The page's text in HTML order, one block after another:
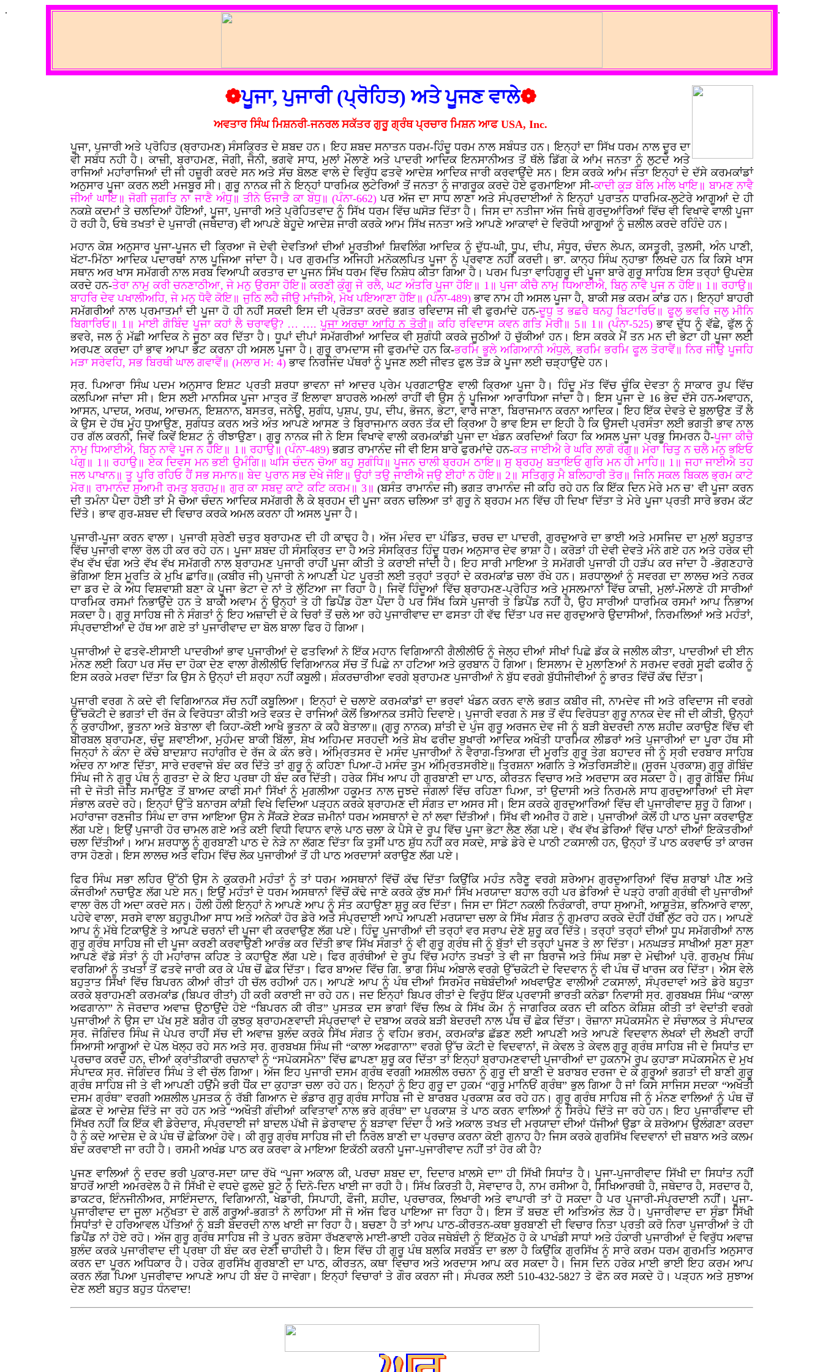
.
❁ਪੂਜਾ, ਪੁਜਾਰੀ (ਪ੍ਰੋਹਿਤ) ਅਤੇ ਪੂਜਣ ਵਾਲੇ❁
ਅਵਤਾਰ ਸਿੰਘ ਮਿਸ਼ਨਰੀ-ਜਨਰਲ ਸਕੱਤਰ ਗੁਰੂ ਗ੍ਰੰਥ ਪ੍ਰਚਾਰ ਮਿਸ਼ਨ ਆਫ USA, Inc.
ਪੂਜਾ, ਪੁਜਾਰੀ ਅਤੇ ਪ੍ਰੋਹਿਤ (ਬ੍ਰਾਹਮਣ) ਸੰਸਕ੍ਰਿਤ ਦੇ ਸ਼ਬਦ ਹਨ। ਇਹ ਸ਼ਬਦ ਸਨਾਤਨ ਧਰਮ-ਹਿੰਦੂ ਧਰਮ ਨਾਲ ਸਬੰਧਤ ਹਨ। ਇਨ੍ਹਾਂ ਦਾ ਸਿੱਖ ਧਰਮ ਨਾਲ ਦੂਰ ਦਾ
ਵੀ ਸਬੰਧ ਨਹੀ ਹੈ। ਕਾਜ਼ੀ, ਬ੍ਰਾਹਮਣ, ਜੋਗੀ, ਜੈਨੀ, ਭਗਵੇ ਸਾਧ, ਮੁਲਾਂ ਮੌਲਾਣੇ ਅਤੇ ਪਾਦਰੀ ਆਦਿਕ ਇਨਸਾਨੀਅਤ ਤੋਂ ਥੱਲੇ ਡਿੱਗ ਕੇ ਆਂਮ ਜਨਤਾ ਨੂੰ ਲੁਟਦੇ ਅਤੇ
ਰਾਜਿਆਂ ਮਹਾਂਰਾਜਿਆਂ ਦੀ ਜੀ ਹਜ਼ੂਰੀ ਕਰਦੇ ਸਨ ਅਤੇ ਸੱਚ ਬੋਲਣ ਵਾਲੇ ਦੇ ਵਿਰੁੱਧ ਫਤਵੇ ਆਦੇਸ਼ ਆਦਿਕ ਜਾਰੀ ਕਰਵਾਉਂਦੇ ਸਨ। ਇਸ ਕਰਕੇ ਆਂਮ ਜੰਤਾ ਇਨ੍ਹਾਂ ਦੇ ਦੱਸੇ ਕਰਮਕਾਂਡਾਂ
ਅਨੁਸਾਰ ਪੂਜਾ ਕਰਨ ਲਈ ਮਜਬੂਰ ਸੀ। ਗੁਰੂ ਨਾਨਕ ਜੀ ਨੇ ਇਨ੍ਹਾਂ ਧਾਰਮਿਕ ਲੁਟੇਰਿਆਂ ਤੋਂ ਜਨਤਾ ਨੂੰ ਜਾਗਰੂਕ ਕਰਦੇ ਹੋਏ ਫੁਰਮਾਇਆ ਸੀ-ਕਾਦੀ ਕੂੜ ਬੋਲਿ ਮਲਿ ਖਾਇ॥ ਬਾਮਣ ਨਾਵੈ
ਜੀਆਂ ਘਾਇ॥ ਜੋਗੀ ਜੁਗਤਿ ਨਾ ਜਾਣੈ ਅੰਧੁ॥ ਤੀਨੇ ਓਜਾੜੈ ਕਾ ਬੰਧੁ॥ (ਪੰਨਾ-662) ਪਰ ਅੱਜ ਦਾ ਸਾਧ ਲਾਣਾ ਅਤੇ ਸੰਪ੍ਰਦਾਈਆਂ ਨੇ ਇਨ੍ਹਾਂ ਪੁਰਾਤਨ ਧਾਰਮਿਕ-ਲੁਟੇਰੇ ਆਗੂਆਂ ਦੇ ਹੀ
ਨਕਸ਼ੇ ਕਦਮਾਂ ਤੇ ਚਲਦਿਆਂ ਹੋਇਆਂ, ਪੂਜਾ, ਪੁਜਾਰੀ ਅਤੇ ਪ੍ਰੋਹਿਤਵਾਦ ਨੂੰ ਸਿੱਖ ਧਰਮ ਵਿੱਚ ਘਸੋੜ ਦਿੱਤਾ ਹੈ। ਜਿਸ ਦਾ ਨਤੀਜਾ ਅੱਜ ਜਿਥੇ ਗੁਰਦੁਆਂਰਿਆਂ ਵਿੱਚ ਵੀ ਵਿਖਾਵੇ ਵਾਲੀ ਪੂਜਾ
ਹੋ ਰਹੀ ਹੈ, ਓਥੇ ਤਖਤਾਂ ਦੇ ਪੁਜਾਰੀ (ਜਥੇਦਾਰ) ਵੀ ਆਪਣੇ ਬੇਹੂਦੇ ਆਦੇਸ਼ ਜਾਰੀ ਕਰਕੇ ਆਮ ਸਿੱਖ ਜਨਤਾ ਅਤੇ ਆਪਣੇ ਆਕਾਵਾਂ ਦੇ ਵਿਰੋਧੀ ਆਗੂਆਂ ਨੂੰ ਜ਼ਲੀਲ ਕਰਦੇ ਰਹਿੰਦੇ ਹਨ।
ਮਹਾਨ ਕੋਸ਼ ਅਨੁਸਾਰ ਪੂਜਾ-ਪੂਜਨ ਦੀ ਕ੍ਰਿਆ ਜੋ ਦੇਵੀ ਦੇਵਤਿਆਂ ਦੀਆਂ ਮੂਰਤੀਆਂ ਸ਼ਿਵਲਿੰਗ ਆਦਿਕ ਨੂੰ ਦੁੱਧ-ਘੀ, ਧੂਪ, ਦੀਪ, ਸੰਧੂਰ, ਚੰਦਨ ਲੇਪਨ, ਕਸਤੂਰੀ, ਤੁਲਸੀ, ਅੰਨ ਪਾਣੀ,
ਖੱਟਾ-ਮਿੱਠਾ ਆਦਿਕ ਪਦਾਰਥਾਂ ਨਾਲ ਪੂਜਿਆ ਜਾਂਦਾ ਹੈ। ਪਰ ਗੁਰਮਤਿ ਅਜਿਹੀ ਮਨੋਕਲਪਿਤ ਪੂਜਾ ਨੂੰ ਪ੍ਰਵਾਣ ਨਹੀਂ ਕਰਦੀ। ਭਾ. ਕਾਨ੍ਹ ਸਿੰਘ ਨ੍ਹਾਭਾ ਲਿਖਦੇ ਹਨ ਕਿ ਕਿਸੇ ਖਾਸ
ਸਥਾਨ ਅਰ ਖਾਸ ਸਮੱਗਰੀ ਨਾਲ ਸਰਬ ਵਿਆਪੀ ਕਰਤਾਰ ਦਾ ਪੂਜਨ ਸਿੱਖ ਧਰਮ ਵਿੱਚ ਨਿਸ਼ੇਧ ਕੀਤਾ ਗਿਆ ਹੈ। ਪਰਮ ਪਿਤਾ ਵਾਹਿਗੁਰੂ ਦੀ ਪੂਜਾ ਬਾਰੇ ਗੁਰੂ ਸਾਹਿਬ ਇਸ ਤਰ੍ਹਾਂ ਉਪਦੇਸ਼
ਕਰਦੇ ਹਨ-ਤੇਰਾ ਨਾਮੁ ਕਰੀ ਚਨਣਾਠੀਆ, ਜੇ ਮਨੁ ਉਰਸਾ ਹੋਇ॥ ਕਰਣੀ ਕੁੰਗੂ ਜੇ ਰਲੈ, ਘਟ ਅੰਤਰਿ ਪੂਜਾ ਹੋਇ॥ 1॥ ਪੁਜਾ ਕੀਚੈ ਨਾਮੁ ਧਿਆਈਐ, ਬਿਨੁ ਨਾਵੈ ਪੂਜ ਨ ਹੋਇ॥ 1॥ ਰਹਾਉ॥
ਬਾਹਰਿ ਦੇਵ ਪਖਾਲੀਅਹਿ, ਜੇ ਮਨੁ ਧੋਵੈ ਕੋਇ॥ ਜੁਠਿ ਲਹੈ ਜੀਉ ਮਾਂਜੀਐ, ਮੋਖ ਪਇਆਣਾ ਹੋਇ॥ (ਪੰਨਾ-489) ਭਾਵ ਨਾਮ ਹੀ ਅਸਲ ਪੂਜਾ ਹੈ, ਬਾਕੀ ਸਭ ਕਰਮ ਕਾਂਡ ਹਨ। ਇਨ੍ਹਾਂ ਬਾਹਰੀ
ਸਮੱਗਰੀਆਂ ਨਾਲ ਪ੍ਰਮਾਤਮਾਂ ਦੀ ਪੂਜਾ ਹੋ ਹੀ ਨਹੀਂ ਸਕਦੀ ਇਸ ਦੀ ਪ੍ਰੋੜਤਾ ਕਰਦੇ ਭਗਤ ਰਵਿਦਾਸ ਜੀ ਵੀ ਫੁਰਮਾਂਦੇ ਹਨ-ਦੂਧੁ ਤ ਭਛਰੈ ਥਨਹੁ ਬਿਟਾਰਿਓ॥ ਫੂਲੁ ਭਵਰਿ ਜਲੁ ਮੀਨਿ
ਬਿਗਾਰਿਓ॥ 1॥ ਮਾਈ ਗੋਬਿੰਦ ਪੂਜਾ ਕਹਾਂ ਲੈ ਚਰਾਵਉ? … ….ਪੂਜਾ ਅਰਚਾ ਆਹਿ ਨ ਤੋਰੀ॥ ਕਹਿ ਰਵਿਦਾਸ ਕਵਨ ਗਤਿ ਮੋਰੀ॥ 5॥ 1॥ (ਪੰਨਾ-525)ਭਾਵ ਦੁੱਧ ਨੂੰ ਵੱਛੇ, ਫੁੱਲ ਨੂੰ
ਭਵਰੇ, ਜਲ ਨੂੰ ਮੱਛੀ ਆਦਿਕ ਨੇ ਜੂਠਾ ਕਰ ਦਿੱਤਾ ਹੈ। ਧੂਪਾਂ ਦੀਪਾਂ ਸਮੱਗਰੀਆਂ ਆਦਿਕ ਵੀ ਸੁਗੰਧੀ ਕਰਕੇ ਜੂਠੀਆਂ ਹੋ ਚੁੱਕੀਆਂ ਹਨ। ਇਸ ਕਰਕੇ ਮੈਂ ਤਨ ਮਨ ਦੀ ਭੇਟਾ ਹੀ ਪੂਜਾ ਲਈ
ਅਰਪਣ ਕਰਦਾ ਹਾਂ ਭਾਵ ਆਪਾ ਭੇਟ ਕਰਨਾ ਹੀ ਅਸਲ ਪੂਜਾ ਹੈ। ਗੁਰੂ ਰਾਮਦਾਸ ਜੀ ਫੁਰਮਾਂਦੇ ਹਨ ਕਿ-ਭਰਮਿ ਭੂਲੇ ਅਗਿਆਨੀ ਅੰਧੁਲੇ, ਭਰਮਿ ਭਰਮਿ ਫੂਲ ਤੋਰਾਵੈਂ॥ ਨਿਰ ਜੀਉ ਪੂਜਹਿ
ਮੜਾ ਸਰੇਵਹਿ, ਸਭ ਬਿਰਥੀ ਘਾਲ ਗਵਾਵੈਂ॥ (ਮਲਾਰ ਮ: 4) ਭਾਵ ਨਿਰਜਿੰਦ ਪੱਥਰਾਂ ਨੂੰ ਪੂਜਣ ਲਈ ਜੀਵਤ ਫੁਲ ਤੋੜ ਕੇ ਪੂਜਾ ਲਈ ਚੜ੍ਹਾਉਂਦੇ ਹਨ।
ਸ੍ਰ. ਪਿਆਰਾ ਸਿੰਘ ਪਦਮ ਅਨੁਸਾਰ ਇਸ਼ਟ ਪ੍ਰਤੀ ਸ਼ਰਧਾ ਭਾਵਨਾ ਜਾਂ ਆਦਰ ਪ੍ਰੇਮ ਪ੍ਰਗਟਾਉਣ ਵਾਲੀ ਕ੍ਰਿਆ ਪੂਜਾ ਹੈ। ਹਿੰਦੂ ਮੱਤ ਵਿੱਚ ਚੂੰਕਿ ਦੇਵਤਾ ਨੂੰ ਸਾਕਾਰ ਰੂਪ ਵਿੱਚ
ਕਲਪਿਆ ਜਾਂਦਾ ਸੀ। ਇਸ ਲਈ ਮਾਨਸਿਕ ਪੂਜਾ ਮਾਤ੍ਰ ਤੋਂ ਇਲਾਵਾ ਬਾਹਰਲੇ ਅਮਲਾਂ ਰਾਹੀਂ ਵੀ ਉਸ ਨੂੰ ਪੂਜਿਆ ਆਰਾਧਿਆ ਜਾਂਦਾ ਹੈ। ਇਸ ਪੂਜਾ ਦੇ 16 ਭੇਦ ਦੱਸੇ ਹਨ-ਅਵਾਹਨ,
ਆਸਨ, ਪਾਦਯ, ਅਰਘ, ਆਚਮਨ, ਇਸ਼ਨਾਨ, ਬਸਤਰ, ਜਨੇਊ, ਸੁਗੰਧ, ਪੁਸ਼ਪ, ਧੁਪ, ਦੀਪ, ਭੋਜਨ, ਭੇਟਾ, ਵਾਰੇ ਜਾਣਾ, ਬਿਰਾਜਮਾਨ ਕਰਨਾ ਆਦਿਕ। ਇਹ ਇੱਕ ਦੇਵਤੇ ਦੇ ਬੁਲਾਉਣ ਤੋਂ ਲੈ
ਕੇ ਉਸ ਦੇ ਹੱਥ ਮੂੰਹ ਧੁਆਉਣ, ਸੁਗੰਧਤ ਕਰਨ ਅਤੇ ਅੰਤ ਆਪਣੇ ਆਸਣ ਤੇ ਬ੍ਰਿਾਜਮਾਨ ਕਰਨ ਤੱਕ ਦੀ ਕ੍ਰਿਆ ਹੈ ਭਾਵ ਇਸ ਦਾ ਇਹੀ ਹੈ ਕਿ ਉਸਦੀ ਪ੍ਰਸੰਤਾ ਲਈ ਭਗਤੀ ਭਾਵ ਨਾਲ
ਹਰ ਗੱਲ ਕਰਨੀ, ਜਿਵੇਂ ਕਿਵੇਂ ਇਸ਼ਟ ਨੂੰ ਰੀਝਾਉਣਾ। ਗੁਰੂ ਨਾਨਕ ਜੀ ਨੇ ਇਸ ਵਿਖਾਵੇ ਵਾਲੀ ਕਰਮਕਾਂਡੀ ਪੂਜਾ ਦਾ ਖੰਡਨ ਕਰਦਿਆਂ ਕਿਹਾ ਕਿ ਅਸਲ ਪੂਜਾ ਪ੍ਰਭੂ ਸਿਮਰਨ ਹੈ-ਪੂਜਾ ਕੀਚੈ
ਨਾਮੁ ਧਿਆਈਐ, ਬਿਨੁ ਨਾਵੈ ਪੂਜ ਨ ਹੋਇ॥ 1॥ ਰਹਾਉ॥ (ਪੰਨਾ-489)ਭਗਤ ਰਾਮਾਨੰਦ ਜੀ ਵੀ ਇਸ ਬਾਰੇ ਫੁਰਮਾਂਦੇ ਹਨ-ਕਤ ਜਾਈਐ ਰੇ ਘਰਿ ਲਾਗੋ ਰੰਗੁ॥ ਮੇਰਾ ਚਿਤੁ ਨ ਚਲੈ ਮਨੁ ਭਇਓ
ਪੰਗੁ॥ 1॥ ਰਹਾਉ॥ ਏਕ ਦਿਵਸ ਮਨ ਭਈ ਉਮੰਗਿ॥ ਘਸਿ ਚੰਦਨ ਚੋਆ ਬਹੁ ਸੁਗੰਧਿ॥ ਪੂਜਨ ਚਾਲੀ ਬ੍ਰਹਮ ਠਾਇ॥ ਸੁ ਬ੍ਰਹਮੁ ਬਤਾਇਓ ਗੁਰਿ ਮਨ ਹੀ ਮਾਹਿ॥ 1॥ ਜਹਾ ਜਾਈਐ ਤਹ
ਜਲ ਪਾਖਾਨ॥ ਤੂ ਪੂਰਿ ਰਹਿਓ ਹੈਂ ਸਭ ਸਮਾਨ॥ ਬੇਦ ਪੁਰਾਨ ਸਭ ਦੇਖੇ ਜੋਇ॥ ਊਹਾਂ ਤਉ ਜਾਈਐ ਜਉ ਈਹਾਂ ਨ ਹੋਇ॥ 2॥ ਸਤਿਗੁਰੁ ਮੈ ਬਲਿਹਾਰੀ ਤੋਰ॥ ਜਿਨਿ ਸਕਲ ਬਿਕਲ ਭ੍ਰਮ ਕਾਟੇ
ਮੋਰ॥ ਰਾਮਾਨੰਦ ਸੁਆਮੀ ਰਮਤੁ ਬ੍ਰਹਮੁ॥ ਗੁਰ ਕਾ ਸਬਦੁ ਕਾਟੇ ਕਟਿ ਕਰਮ॥ 3॥ (ਬਸੰਤ ਰਾਮਾਨੰਦ ਜੀ) ਭਗਤ ਰਾਮਾਨੰਦ ਜੀ ਕਹਿ ਰਹੇ ਹਨ ਕਿ ਇੱਕ ਦਿਨ ਮੇਰੇ ਮਨ ਚ’ ਵੀ ਪੂਜਾ ਕਰਨ
ਦੀ ਤਮੰਨਾ ਪੈਦਾ ਹੋਈ ਤਾਂ ਮੈ ਚੋਆ ਚੰਦਨ ਆਦਿਕ ਸਮੱਗਰੀ ਲੈ ਕੇ ਬ੍ਰਹਮ ਦੀ ਪੂਜਾ ਕਰਨ ਚਲਿਆ ਤਾਂ ਗੁਰੂ ਨੇ ਬ੍ਰਹਮ ਮਨ ਵਿੱਚ ਹੀ ਦਿਖਾ ਦਿੱਤਾ ਤੇ ਮੇਰੇ ਪੂਜਾ ਪ੍ਰਤੀ ਸਾਰੇ ਭਰਮ ਕੱਟ
ਦਿੱਤੇ। ਭਾਵ ਗੁਰ-ਸ਼ਬਦ ਦੀ ਵਿਚਾਰ ਕਰਕੇ ਅਮਲ ਕਰਨਾ ਹੀ ਅਸਲ ਪੂਜਾ ਹੈ।
ਪੁਜਾਰੀ-ਪੂਜਾ ਕਰਨ ਵਾਲਾ। ਪੁਜਾਰੀ ਸ਼੍ਰੇਣੀ ਚਤੁਰ ਬ੍ਰਾਹਮਣ ਦੀ ਹੀ ਕਾਢ੍ਹ ਹੈ। ਅੱਜ ਮੰਦਰ ਦਾ ਪੰਡਿਤ, ਚਰਚ ਦਾ ਪਾਦਰੀ, ਗੁਰਦੁਆਰੇ ਦਾ ਭਾਈ ਅਤੇ ਮਸਜਿਦ ਦਾ ਮੁਲਾਂ ਬਹੁਤਾਤ
ਵਿੱਚ ਪੁਜਾਰੀ ਵਾਲਾ ਰੋਲ ਹੀ ਕਰ ਰਹੇ ਹਨ। ਪੂਜਾ ਸ਼ਬਦ ਹੀ ਸੰਸਕ੍ਰਿਤ ਦਾ ਹੈ ਅਤੇ ਸੰਸਕ੍ਰਿਤ ਹਿੰਦੂ ਧਰਮ ਅਨੁਸਾਰ ਦੇਵ ਭਾਸ਼ਾ ਹੈ। ਕਰੋੜਾਂ ਹੀ ਦੇਵੀ ਦੇਵਤੇ ਮੰਨੇ ਗਏ ਹਨ ਅਤੇ ਹਰੇਕ ਦੀ
ਵੱਖ ਵੱਖ ਢੰਗ ਅਤੇ ਵੱਖ ਵੱਖ ਸਮੱਗਰੀ ਨਾਲ ਬ੍ਰਾਹਮਣ ਪੁਜਾਰੀ ਰਾਹੀਂ ਪੂਜਾ ਕੀਤੀ ਤੇ ਕਰਾਈ ਜਾਂਦੀ ਹੈ। ਇਹ ਸਾਰੀ ਮਾਇਆ ਤੇ ਸਮੱਗਰੀ ਪੁਜਾਰੀ ਹੀ ਹੜੱਪ ਕਰ ਜਾਂਦਾ ਹੈ -ਭੋਗਣਹਾਰੇ
ਭੋਗਿਆ ਇਸ ਮੂਰਤਿ ਕੇ ਮੁਖਿ ਛਾਰਿ॥ (ਕਬੀਰ ਜੀ) ਪੁਜਾਰੀ ਨੇ ਆਪਣੀ ਪੇਟ ਪੂਰਤੀ ਲਈ ਤਰ੍ਹਾਂ ਤਰ੍ਹਾਂ ਦੇ ਕਰਮਕਾਂਡ ਚਲਾ ਰੱਖੇ ਹਨ। ਸ਼ਰਧਾਲੂਆਂ ਨੂੰ ਸਵਰਗ ਦਾ ਲਾਲਚ ਅਤੇ ਨਰਕ
ਦਾ ਡਰ ਦੇ ਕੇ ਅੰਧ ਵਿਸ਼ਵਾਸ਼ੀ ਬਣਾ ਕੇ ਪੂਜਾ ਭੇਟਾ ਦੇ ਨਾਂ ਤੇ ਲੁੱਟਿਆ ਜਾ ਰਿਹਾ ਹੈ। ਜਿਵੇਂ ਹਿੰਦੂਆਂ ਵਿੱਚ ਬ੍ਰਾਹਮਣ-ਪ੍ਰੋਹਿਤ ਅਤੇ ਮੁਸਲਮਾਨਾਂ ਵਿੱਚ ਕਾਜ਼ੀ, ਮੁਲਾਂ-ਮੌਲਾਣੇ ਹੀ ਸਾਰੀਆਂ
ਧਾਰਮਿਕ ਰਸਮਾਂ ਨਿਭਾਉਂਦੇ ਹਨ ਤੇ ਬਾਕੀ ਅਵਾਮ ਨੂੰ ਉਨ੍ਹਾਂ ਤੇ ਹੀ ਡਿਪੈਂਡ ਹੋਣਾ ਪੈਂਦਾ ਹੈ ਪਰ ਸਿੱਖ ਕਿਸੇ ਪੁਜਾਰੀ ਤੇ ਡਿਪੈਂਡ ਨਹੀਂ ਹੈ, ਉਹ ਸਾਰੀਆਂ ਧਾਰਮਿਕ ਰਸਮਾਂ ਆਪ ਨਿਭਾਅ
ਸਕਦਾ ਹੈ। ਗੁਰੂ ਸਾਹਿਬ ਜੀ ਨੇ ਸੰਗਤਾਂ ਨੂੰ ਇਹ ਅਜ਼ਾਦੀ ਦੇ ਕੇ ਚਿਰਾਂ ਤੋਂ ਚਲੇ ਆ ਰਹੇ ਪੁਜਾਰੀਵਾਦ ਦਾ ਫਸਤਾ ਹੀ ਵੱਢ ਦਿੱਤਾ ਪਰ ਜਦ ਗੁਰਦੁਆਰੇ ਉਦਾਸੀਆਂ, ਨਿਰਮਲਿਆਂ ਅਤੇ ਮਹੰਤਾਂ,
ਸੰਪ੍ਰਦਾਈਆਂ ਦੇ ਹੱਥ ਆ ਗਏ ਤਾਂ ਪੁਜਾਰੀਵਾਦ ਦਾ ਬੋਲ ਬਾਲਾ ਫਿਰ ਹੋ ਗਿਆ।
ਪੁਜਾਰੀਆਂ ਦੇ ਫਤਵੇ-ਈਸਾਈ ਪਾਦਰੀਆਂ ਭਾਵ ਪੁਜਾਰੀਆਂ ਦੇ ਫਤਵਿਆਂ ਨੇ ਇੱਕ ਮਹਾਨ ਵਿਗਿਆਨੀ ਗੈਲੀਲੀਓ ਨੂੰ ਜੇਲ੍ਹ ਦੀਆਂ ਸੀਖਾਂ ਪਿਛੇ ਡੱਕ ਕੇ ਜਲੀਲ ਕੀਤਾ, ਪਾਦਰੀਆਂ ਦੀ ਈਨ
ਮੰਨਣ ਲਈ ਕਿਹਾ ਪਰ ਸੱਚ ਦਾ ਹੋਕਾ ਦੇਣ ਵਾਲਾ ਗੈਲੀਲੀਓ ਵਿਗਿਆਨਕ ਸੱਚ ਤੋਂ ਪਿਛੇ ਨਾ ਹਟਿਆ ਅਤੇ ਕੁਰਬਾਨ ਹੋ ਗਿਆ। ਇਸਲਾਮ ਦੇ ਮੁਲਾਣਿਆਂ ਨੇ ਸਰਮਦ ਵਰਗੇ ਸੂਫੀ ਫਕੀਰ ਨੂੰ
ਇਸ ਕਰਕੇ ਮਰਵਾ ਦਿੱਤਾ ਕਿ ਉਸ ਨੇ ਉਨ੍ਹਾਂ ਦੀ ਸ਼ਰ੍ਹਾ ਨਹੀਂ ਕਬੂਲੀ। ਸ਼ੰਕਰਚਾਰੀਆ ਵਰਗੇ ਬ੍ਰਾਹਮਣ ਪੁਜਾਰੀਆਂ ਨੇ ਬੁੱਧ ਵਰਗੇ ਬੁੱਧੀਜੀਵੀਆਂ ਨੂੰ ਭਾਰਤ ਵਿੱਚੋਂ ਕੱਢ ਦਿੱਤਾ।
ਪੁਜਾਰੀ ਵਰਗ ਨੇ ਕਦੇ ਵੀ ਵਿਗਿਆਨਕ ਸੱਚ ਨਹੀਂ ਕਬੂਲਿਆ। ਇਨ੍ਹਾਂ ਦੇ ਚਲਾਏ ਕਰਮਕਾਂਡਾਂ ਦਾ ਭਰਵਾਂ ਖੰਡਨ ਕਰਨ ਵਾਲੇ ਭਗਤ ਕਬੀਰ ਜੀ, ਨਾਮਦੇਵ ਜੀ ਅਤੇ ਰਵਿਦਾਸ ਜੀ ਵਰਗੇ
ਉੱਚਕੋਟੀ ਦੇ ਭਗਤਾਂ ਦੀ ਰੱਜ ਕੇ ਵਿਰੋਧਤਾ ਕੀਤੀ ਅਤੇ ਵਕਤ ਦੇ ਰਾਜਿਆਂ ਕੋਲੋਂ ਭਿਆਨਕ ਤਸੀਹੇ ਦਿਵਾਏ। ਪੁਜਾਰੀ ਵਰਗ ਨੇ ਸਭ ਤੋਂ ਵੱਧ ਵਿਰੋਧਤਾ ਗੁਰੂ ਨਾਨਕ ਦੇਵ ਜੀ ਦੀ ਕੀਤੀ, ਉਨ੍ਹਾਂ
ਨੂੰ ਕੁਰਾਹੀਆ, ਭੂਤਨਾ ਅਤੇ ਬੇਤਾਲਾ ਵੀ ਕਿਹਾ-ਕੋਈ ਆਖੈ ਭੂਤਨਾ ਕੋ ਕਹੈ ਬੇਤਾਲਾ॥ (ਗੁਰੂ ਨਾਨਕ) ਸ਼ਾਂਤੀ ਦੇ ਪੁੰਜ ਗੁਰੂ ਅਰਜਨ ਦੇਵ ਜੀ ਨੂੰ ਬੜੀ ਬੇਦਰਦੀ ਨਾਲ ਸ਼ਹੀਦ ਕਰਾਉਣ ਵਿੱਚ ਵੀ
ਬੀਰਬਲ ਬ੍ਰਾਹਮਣ, ਚੰਦੂ ਸ਼ਵਾਈਆ, ਮੁਹੰਮਦ ਬਾਕੀ ਬਿੱਲਾ, ਸ਼ੇਖ ਅਹਿਮਦ ਸਰਹਦੀ ਅਤੇ ਸ਼ੇਖ ਫਰੀਦ ਬੁਖਾਰੀ ਆਦਿਕ ਅਖੌਤੀ ਧਾਰਮਿਕ ਲੀਡਰਾਂ ਅਤੇ ਪੁਜਾਰੀਆਂ ਦਾ ਪੂਰਾ ਹੱਥ ਸੀ
ਜਿਨ੍ਹਾਂ ਨੇ ਕੰਨਾ ਦੇ ਕੱਚੇ ਬਾਦਸ਼ਾਹ ਜਹਾਂਗੀਰ ਦੇ ਰੱਜ ਕੇ ਕੰਨ ਭਰੇ। ਅੰਮ੍ਰਿਤਸਰ ਦੇ ਮਸੰਦ ਪੁਜਾਰੀਆਂ ਨੇ ਵੈਰਾਗ-ਤਿਆਗ ਦੀ ਮੂਰਤਿ ਗੁਰੂ ਤੇਗ ਬਹਾਦਰ ਜੀ ਨੂੰ ਸ੍ਰੀ ਦਰਬਾਰ ਸਾਹਿਬ
ਅੰਦਰ ਨਾ ਆਣ ਦਿੱਤਾ, ਸਾਰੇ ਦਰਵਾਜੇ ਬੰਦ ਕਰ ਦਿੱਤੇ ਤਾਂ ਗੁਰੂ ਨੂੰ ਕਹਿਣਾ ਪਿਆ-ਹੋ ਮਸੰਦ ਤੁਮ ਅੰਮ੍ਰਿਤਸਰੀਏ॥ ਤ੍ਰਿਸ਼ਨਾ ਅਗਨਿ ਤੇ ਅੰਤਰਿਸੜੀਏ॥ (ਸੂਰਜ ਪ੍ਰਕਾਸ਼) ਗੁਰੂ ਗੋਬਿੰਦ
ਸਿੰਘ ਜੀ ਨੇ ਗੁਰੂ ਪੰਥ ਨੂੰ ਗੁਰਤਾ ਦੇ ਕੇ ਇਹ ਪ੍ਰਥਾ ਹੀ ਬੰਦ ਕਰ ਦਿੱਤੀ। ਹਰੇਕ ਸਿੱਖ ਆਪ ਹੀ ਗੁਰਬਾਣੀ ਦਾ ਪਾਠ, ਕੀਰਤਨ ਵਿਚਾਰ ਅਤੇ ਅਰਦਾਸ ਕਰ ਸਕਦਾ ਹੈ। ਗੁਰੂ ਗੋਬਿੰਦ ਸਿੰਘ
ਜੀ ਦੇ ਜੋਤੀ ਜੋਤਿ ਸਮਾਉਣ ਤੋਂ ਬਾਅਦ ਕਾਫੀ ਸਮਾਂ ਸਿੱਖਾਂ ਨੂੰ ਮੁਗਲੀਆ ਹਕੂਮਤ ਨਾਲ ਜੂਝਦੇ ਜੰਗਲਾਂ ਵਿੱਚ ਰਹਿਣਾ ਪਿਆ, ਤਾਂ ਉਦਾਸੀ ਅਤੇ ਨਿਰਮਲੇ ਸਾਧ ਗੁਰਦੁਆਰਿਆਂ ਦੀ ਸੇਵਾ
ਸੰਭਾਲ ਕਰਦੇ ਰਹੇ। ਇਨ੍ਹਾਂ ਉੱਤੇ ਬਨਾਰਸ ਕਾਂਸ਼ੀ ਵਿਖੇ ਵਿਦਿਆ ਪੜ੍ਹਨ ਕਰਕੇ ਬ੍ਰਾਹਮਣ ਦੀ ਸੰਗਤ ਦਾ ਅਸਰ ਸੀ। ਇਸ ਕਰਕੇ ਗੁਰਦੁਆਰਿਆਂ ਵਿੱਚ ਵੀ ਪੁਜਾਰੀਵਾਦ ਸ਼ੁਰੂ ਹੋ ਗਿਆ।
ਮਹਾਂਰਾਜਾ ਰਣਜੀਤ ਸਿੰਘ ਦਾ ਰਾਜ ਆਇਆ ਉਸ ਨੇ ਸੈਂਕੜੇ ਏਕੜ ਜ਼ਮੀਨਾਂ ਧਰਮ ਅਸਥਾਨਾਂ ਦੇ ਨਾਂ ਲਵਾ ਦਿੱਤੀਆਂ। ਸਿੱਖ ਵੀ ਅਮੀਰ ਹੋ ਗਏ। ਪੁਜਾਰੀਆਂ ਕੋਲੋਂ ਹੀ ਪਾਠ ਪੂਜਾ ਕਰਵਾਉਣ
ਲੱਗ ਪਏ। ਇਉਂ ਪੁਜਾਰੀ ਹੋਰ ਚਾਮਲ ਗਏ ਅਤੇ ਕਈ ਵਿਧੀ ਵਿਧਾਨ ਵਾਲੇ ਪਾਠ ਚਲਾ ਕੇ ਪੈਸੇ ਦੇ ਰੂਪ ਵਿੱਚ ਪੂਜਾ ਭੇਟਾ ਲੈਣ ਲੱਗ ਪਏ। ਵੱਖ ਵੱਖ ਡੇਰਿਆਂ ਵਿੱਚ ਪਾਠਾਂ ਦੀਆਂ ਇਕੋਤਰੀਆਂ
ਚਲਾ ਦਿੱਤੀਆਂ। ਆਮ ਸ਼ਰਧਾਲੂ ਨੂੰ ਗੁਰਬਾਣੀ ਪਾਠ ਦੇ ਨੇੜੇ ਨਾ ਲੱਗਣ ਦਿੱਤਾ ਕਿ ਤੁਸੀਂ ਪਾਠ ਸ਼ੁੱਧ ਨਹੀਂ ਕਰ ਸਕਦੇ, ਸਾਡੇ ਡੇਰੇ ਦੇ ਪਾਠੀ ਟਕਸਾਲੀ ਹਨ, ਉਨ੍ਹਾਂ ਤੋਂ ਪਾਠ ਕਰਵਾਓ ਤਾਂ ਕਾਰਜ
ਰਾਸ ਹੋਣਗੇ। ਇਸ ਲਾਲਚ ਅਤੇ ਵਹਿਮ ਵਿੱਚ ਲੋਕ ਪੁਜਾਰੀਆਂ ਤੋਂ ਹੀ ਪਾਠ ਅਰਦਾਸਾਂ ਕਰਾਉਣ ਲੱਗ ਪਏ।
ਫਿਰ ਸਿੰਘ ਸਭਾ ਲਹਿਰ ਉੱਠੀ ਉਸ ਨੇ ਕੁਕਰਮੀ ਮਹੰਤਾਂ ਨੂੰ ਤਾਂ ਧਰਮ ਅਸਥਾਨਾਂ ਵਿੱਚੋਂ ਕੱਢ ਦਿੱਤਾ ਕਿਉਂਕਿ ਮਹੰਤ ਨਰੈਣੂ ਵਰਗੇ ਸ਼ਰੇਆਮ ਗੁਰਦੁਆਰਿਆਂ ਵਿੱਚ ਸ਼ਰਾਬਾਂ ਪੀਣ ਅਤੇ
ਕੰਜਰੀਆਂ ਨਚਾਉਣ ਲੱਗ ਪਏ ਸਨ। ਇਉਂ ਮਹੰਤਾਂ ਦੇ ਧਰਮ ਅਸਥਾਨਾਂ ਵਿੱਚੋਂ ਕੱਢੇ ਜਾਣੇ ਕਰਕੇ ਕੁੱਝ ਸਮਾਂ ਸਿੱਖ ਮਰਯਾਦਾ ਬਹਾਲ ਰਹੀ ਪਰ ਡੇਰਿਆਂ ਦੇ ਪੜ੍ਹੇ ਰਾਗੀ ਗ੍ਰੰਥੀ ਵੀ ਪੁਜਾਰੀਆਂ
ਵਾਲਾ ਰੋਲ ਹੀ ਅਦਾ ਕਰਦੇ ਸਨ। ਹੌਲੀ ਹੌਲੀ ਇਨ੍ਹਾਂ ਨੇ ਆਪਣੇ ਆਪ ਨੂੰ ਸੰਤ ਕਹਾਉਣਾ ਸ਼ੁਰੂ ਕਰ ਦਿੱਤਾ। ਜਿਸ ਦਾ ਸਿੱਟਾ ਨਕਲੀ ਨਿਰੰਕਾਰੀ, ਰਾਧਾ ਸੁਆਮੀ, ਆਸ਼ੂਤੋਸ਼, ਭਨਿਆਰੇ ਵਾਲਾ,
ਪਹੇਵੇ ਵਾਲਾ, ਸਰਸੇ ਵਾਲਾ ਬਹੁਰੂਪੀਆ ਸਾਧ ਅਤੇ ਅਨੇਕਾਂ ਹੋਰ ਡੇਰੇ ਅਤੇ ਸੰਪ੍ਰਦਾਈ ਆਪੋ ਆਪਣੀ ਮਰਯਾਦਾ ਚਲਾ ਕੇ ਸਿੱਖ ਸੰਗਤ ਨੂੰ ਗੁਮਰਾਹ ਕਰਕੇ ਦੋਹੀਂ ਹੱਥੀਂ ਲੁੱਟ ਰਹੇ ਹਨ। ਆਪਣੇ
ਆਪ ਨੂੰ ਮੱਥੇ ਟਿਕਾਉਣੇ ਤੇ ਆਪਣੇ ਚਰਨਾਂ ਦੀ ਪੂਜਾ ਵੀ ਕਰਵਾਉਣ ਲੱਗ ਪਏ। ਹਿੰਦੂ ਪੁਜਾਰੀਆਂ ਦੀ ਤਰ੍ਹਾਂ ਵਰ ਸਰਾਪ ਦੇਣੇ ਸ਼ੁਰੂ ਕਰ ਦਿੱਤੇ। ਤਰ੍ਹਾਂ ਤਰ੍ਹਾਂ ਦੀਆਂ ਧੂਪ ਸਮੱਗਰੀਆਂ ਨਾਲ
ਗੁਰੂ ਗ੍ਰੰਥ ਸਾਹਿਬ ਜੀ ਦੀ ਪੂਜਾ ਕਰਣੀ ਕਰਵਾਉਣੀ ਆਰੰਭ ਕਰ ਦਿੱਤੀ ਭਾਵ ਸਿੱਖ ਸੰਗਤਾਂ ਨੂੰ ਵੀ ਗੁਰੂ ਗ੍ਰੰਥ ਜੀ ਨੂੰ ਬੁੱਤਾਂ ਦੀ ਤਰ੍ਹਾਂ ਪੂਜਣ ਤੇ ਲਾ ਦਿੱਤਾ। ਮਨਘੜਤ ਸਾਖੀਆਂ ਸੁਣਾ ਸੁਣਾ
ਆਪਣੇ ਵੱਡੇ ਸੰਤਾਂ ਨੂੰ ਹੀ ਮਹਾਂਰਾਜ ਕਹਿਣ ਤੇ ਕਹਾਉਣ ਲੱਗ ਪਏ। ਫਿਰ ਗ੍ਰੰਥੀਆਂ ਦੇ ਰੂਪ ਵਿੱਚ ਮਹਾਂਨ ਤਖਤਾਂ ਤੇ ਵੀ ਜਾ ਬਿਰਾਜੇ ਅਤੇ ਸਿੰਘ ਸਭਾ ਦੇ ਮੋਢੀਆਂ ਪ੍ਰੋ. ਗੁਰਮੁਖ ਸਿੰਘ
ਵਰਗਿਆਂ ਨੂੰ ਤਖਤਾਂ ਤੋਂ ਫਤਵੇ ਜਾਰੀ ਕਰ ਕੇ ਪੰਥ ਚੋਂ ਛੇਕ ਦਿੱਤਾ। ਫਿਰ ਬਾਅਦ ਵਿੱਚ ਗਿ. ਭਾਗ ਸਿੰਘ ਅੰਬਾਲੇ ਵਰਗੇ ਉੱਚਕੋਟੀ ਦੇ ਵਿਦਵਾਨ ਨੂੰ ਵੀ ਪੰਥ ਚੋਂ ਖਾਰਜ ਕਰ ਦਿੱਤਾ। ਐਸ ਵੇਲੇ
ਬਹੁਤਾਤ ਸਿੱਖਾਂ ਵਿੱਚ ਬਿਪਰਨ ਕੀਆਂ ਰੀਤਾਂ ਹੀ ਚੱਲ ਰਹੀਆਂ ਹਨ। ਆਪਣੇ ਆਪ ਨੂੰ ਪੰਥ ਦੀਆਂ ਸਿਰਮੌਰ ਜਥੇਬੰਦੀਆਂ ਅਖਵਾਉਣ ਵਾਲੀਆਂ ਟਕਸਾਲਾਂ, ਸੰਪ੍ਰਦਾਵਾਂ ਅਤੇ ਡੇਰੇ ਬਹੁਤਾ
ਕਰਕੇ ਬ੍ਰਾਹਮਣੀ ਕਰਮਕਾਂਡ (ਬਿਪਰ ਰੀਤਾਂ) ਹੀ ਕਰੀ ਕਰਾਈ ਜਾ ਰਹੇ ਹਨ। ਜਦ ਇਨ੍ਹਾਂ ਬਿਪਰ ਰੀਤਾਂ ਦੇ ਵਿਰੁੱਧ ਇੱਕ ਪ੍ਰਵਾਸੀ ਭਾਰਤੀ ਕਨੇਡਾ ਨਿਵਾਸੀ ਸ੍ਰ. ਗੁਰਬਖਸ਼ ਸਿੰਘ “ਕਾਲਾ
ਅਫਗਾਨਾ” ਨੇ ਜੋਰਦਾਰ ਅਵਾਜ਼ ਉਠਾਉਂਦੇ ਹੋਏ “ਬਿਪਰਨ ਕੀ ਰੀਤ” ਪੁਸਤਕ ਦਸ ਭਾਗਾਂ ਵਿੱਚ ਲਿਖ ਕੇ ਸਿੱਖ ਕੌਮ ਨੂੰ ਜਾਗਰਿਕ ਕਰਨ ਦੀ ਕਠਿਨ ਕੋਸ਼ਿਸ਼ ਕੀਤੀ ਤਾਂ ਵੇਦਾਂਤੀ ਵਰਗੇ
ਪੁਜਾਰੀਆਂ ਨੇ ਉਸ ਦਾ ਪੱਖ ਸੁਣੇ ਬਗੈਰ ਹੀ ਕੁਝਕੁ ਬ੍ਰਾਹਮਣਵਾਦੀ ਸੰਪ੍ਰਦਾਵਾਂ ਦੇ ਦਬਾਅ ਕਰਕੇ ਬੜੀ ਬੇਦਰਦੀ ਨਾਲ ਪੰਥ ਚੋਂ ਛੇਕ ਦਿੱਤਾ। ਰੋਜ਼ਾਨਾ ਸਪੋਕਸਮੈਨ ਦੇ ਸੰਚਾਲਕ ਤੇ ਸੰਪਾਦਕ
ਸ੍ਰ. ਜੋਗਿੰਦਰ ਸਿੰਘ ਜੋ ਪੇਪਰ ਰਾਹੀਂ ਸੱਚ ਦੀ ਅਵਾਜ਼ ਬੁਲੰਦ ਕਰਕੇ ਸਿੱਖ ਸੰਗਤ ਨੂੰ ਵਹਿਮ ਭਰਮ, ਕਰਮਕਾਂਡ ਛੱਡਣ ਲਈ ਆਪਣੀ ਅਤੇ ਆਪਣੇ ਵਿਦਵਾਨ ਲੇਖਕਾਂ ਦੀ ਲੇਖਣੀ ਰਾਹੀਂ
ਸਿਆਸੀ ਆਗੂਆਂ ਦੇ ਪੋਲ ਖੋਲ੍ਹ ਰਹੇ ਸਨ ਅਤੇ ਸ੍ਰ. ਗੁਰਬਖਸ਼ ਸਿੰਘ ਜੀ “ਕਾਲਾ ਅਫਗਾਨਾ” ਵਰਗੇ ਉੱਚ ਕੋਟੀ ਦੇ ਵਿਦਵਾਨਾਂ, ਜੋ ਕੇਵਲ ਤੇ ਕੇਵਲ ਗੁਰੂ ਗ੍ਰੰਥ ਸਾਹਿਬ ਜੀ ਦੇ ਸਿਧਾਂਤ ਦਾ
ਪ੍ਰਚਾਰ ਕਰਦੇ ਹਨ, ਦੀਆਂ ਕ੍ਰਾਂਤੀਕਾਰੀ ਰਚਨਾਵਾਂ ਨੂੰ “ਸਪੋਕਸਮੈਨ” ਵਿੱਚ ਛਾਪਣਾ ਸ਼ੁਰੂ ਕਰ ਦਿੱਤਾ ਤਾਂ ਇਨ੍ਹਾਂ ਬ੍ਰਾਹਮਣਵਾਦੀ ਪੁਜਾਰੀਆਂ ਦਾ ਹੁਕਨਾਮੇ ਰੂਪ ਕੁਹਾੜਾ ਸਪੋਕਸਮੈਨ ਦੇ ਮੁਖ
ਸੰਪਾਦਕ ਸ੍ਰ. ਜੋਗਿੰਦਰ ਸਿੰਘ ਤੇ ਵੀ ਚੱਲ ਗਿਆ। ਅੱਜ ਇਹ ਪੁਜਾਰੀ ਦਸਮ ਗ੍ਰੰਥ ਵਰਗੀ ਅਸ਼ਲੀਲ ਰਚਨਾ ਨੂੰ ਗੁਰੂ ਦੀ ਬਾਣੀ ਦੇ ਬਰਾਬਰ ਦਰਜਾ ਦੇ ਕੇ ਗੁਰੂਆਂ ਭਗਤਾਂ ਦੀ ਬਾਣੀ ਗੁਰੂ
ਗ੍ਰੰਥ ਸਾਹਿਬ ਜੀ ਤੇ ਵੀ ਆਪਣੀ ਹਉਂਮੈ ਭਰੀ ਧੌਂਕ ਦਾ ਕੁਹਾੜਾ ਚਲਾ ਰਹੇ ਹਨ। ਇਨ੍ਹਾਂ ਨੂੰ ਇਹ ਗੁਰੂ ਦਾ ਹੁਕਮ “ਗੁਰੂ ਮਾਨਿਓਂ ਗ੍ਰੰਥ” ਭੁਲ ਗਿਆ ਹੈ ਜਾਂ ਕਿਸੇ ਸਾਜਿਸ ਸਦਕਾ “ਅਖੌਤੀ
ਦਸਮ ਗ੍ਰੰਥ” ਵਰਗੀ ਅਸ਼ਲੀਲ ਪੁਸਤਕ ਨੂੰ ਰੱਬੀ ਗਿਆਨ ਦੇ ਭੰਡਾਰ ਗੁਰੂ ਗ੍ਰੰਥ ਸਾਹਿਬ ਜੀ ਦੇ ਬਾਰਬਰ ਪ੍ਰਕਾਸ਼ ਕਰ ਰਹੇ ਹਨ। ਗੁਰੂ ਗ੍ਰੰਥ ਸਾਹਿਬ ਜੀ ਨੂੰ ਮੰਨਣ ਵਾਲਿਆਂ ਨੂੰ ਪੰਥ ਚੋਂ
ਛੇਕਣ ਦੇ ਆਦੇਸ਼ ਦਿੱਤੇ ਜਾ ਰਹੇ ਹਨ ਅਤੇ “ਅਖੌਤੀ ਗੰਦੀਆਂ ਕਵਿਤਾਵਾਂ ਨਾਲ ਭਰੇ ਗ੍ਰੰਥ” ਦਾ ਪ੍ਰਕਾਸ਼ ਤੇ ਪਾਠ ਕਰਨ ਵਾਲਿਆਂ ਨੂੰ ਸਿਰੋਪੇ ਦਿੱਤੇ ਜਾ ਰਹੇ ਹਨ। ਇਹ ਪੁਜਾਰੀਵਾਦ ਦੀ
ਸਿੱਖਰ ਨਹੀਂ ਕਿ ਇੱਕ ਵੀ ਡੇਰੇਦਾਰ, ਸੰਪ੍ਰਦਾਈ ਜਾਂ ਬਾਦਲ ਪੱਖੀ ਜੋ ਡੇਰਾਵਾਦ ਨੂੰ ਬੜਾਵਾ ਦਿੰਦਾ ਹੈ ਅਤੇ ਅਕਾਲ ਤਖਤ ਦੀ ਮਰਯਾਦਾ ਦੀਆਂ ਧੱਜੀਆਂ ਉਡਾ ਕੇ ਸ਼ਰੇਆਮ ਉਲੰਗਣਾ ਕਰਦਾ
ਹੈ ਨੂੰ ਕਦੇ ਆਦੇਸ਼ ਦੇ ਕੇ ਪੰਥ ਚੋਂ ਛੇਕਿਆ ਹੋਵੇ। ਕੀ ਗੁਰੂ ਗ੍ਰੰਥ ਸਾਹਿਬ ਜੀ ਦੀ ਨਿਰੋਲ ਬਾਣੀ ਦਾ ਪ੍ਰਚਾਰ ਕਰਨਾ ਕੋਈ ਗੁਨਾਹ ਹੈ? ਜਿਸ ਕਰਕੇ ਗੁਰਸਿੱਖ ਵਿਦਵਾਨਾਂ ਦੀ ਜ਼ਬਾਨ ਅਤੇ ਕਲਮ
ਬੰਦ ਕਰਵਾਈ ਜਾ ਰਹੀ ਹੈ। ਰਸਮੀ ਅਖੰਡ ਪਾਠ ਕਰ ਕਰਵਾ ਕੇ ਮਾਇਆ ਇਕੱਠੀ ਕਰਨੀ ਪੂਜਾ-ਪੁਜਾਰੀਵਾਦ ਨਹੀਂ ਤਾਂ ਹੋਰ ਕੀ ਹੈ?
ਪੂਜਣ ਵਾਲਿਆਂ ਨੂੰ ਦਰਦ ਭਰੀ ਪੁਕਾਰ-ਸਦਾ ਯਾਦ ਰੱਖੋ “ਪੂਜਾ ਅਕਾਲ ਕੀ, ਪਰਚਾ ਸ਼ਬਦ ਦਾ, ਦਿਦਾਰ ਖ਼ਾਲਸੇ ਦਾ” ਹੀ ਸਿੱਖੀ ਸਿਧਾਂਤ ਹੈ। ਪੂਜਾ-ਪੁਜਾਰੀਵਾਦ ਸਿੱਖੀ ਦਾ ਸਿਧਾਂਤ ਨਹੀਂ
ਬਾਹਰੋਂ ਆਈ ਅਮਰਵੇਲ ਹੈ ਜੋ ਸਿੱਖੀ ਦੇ ਵਧਦੇ ਫੁਲਦੇ ਬੂਟੇ ਨੂੰ ਦਿਨੋ-ਦਿਨ ਖਾਈ ਜਾ ਰਹੀ ਹੈ। ਸਿੱਖ ਕਿਰਤੀ ਹੈ, ਸੇਵਾਦਾਰ ਹੈ, ਨਾਮ ਰਸੀਆ ਹੈ, ਸਿਖਿਆਰਥੀ ਹੈ, ਜਥੇਦਾਰ ਹੈ, ਸਰਦਾਰ ਹੈ,
ਡਾਕਟਰ, ਇੰਨਜੀਨੀਅਰ, ਸਾਇੰਸਦਾਨ, ਵਿਗਿਆਨੀ, ਖੇਡਾਰੀ, ਸਿਪਾਹੀ, ਫੌਜੀ, ਸ਼ਹੀਦ, ਪ੍ਰਚਾਰਕ, ਲਿਖਾਰੀ ਅਤੇ ਵਾਪਾਰੀ ਤਾਂ ਹੋ ਸਕਦਾ ਹੈ ਪਰ ਪੁਜਾਰੀ-ਸੰਪ੍ਰਦਾਈ ਨਹੀਂ। ਪੂਜਾ-
ਪੁਜਾਰੀਵਾਦ ਦਾ ਜੂਲਾ ਮਨੁੱਖਤਾ ਦੇ ਗਲੋਂ ਗਰੂਆਂ-ਭਗਤਾਂ ਨੇ ਲਾਹਿਆ ਸੀ ਜੋ ਅੱਜ ਫਿਰ ਪਾਇਆ ਜਾ ਰਿਹਾ ਹੈ। ਇਸ ਤੋਂ ਬਚਣ ਦੀ ਅਤਿਅੰਤ ਲੋੜ ਹੈ। ਪੁਜਾਰੀਵਾਦ ਦਾ ਸੁੰਡਾ ਸਿੱਖੀ
ਸਿਧਾਂਤਾਂ ਦੇ ਹਰਿਆਵਲ ਪੱਤਿਆਂ ਨੂੰ ਬੜੀ ਬੇਦਰਦੀ ਨਾਲ ਖਾਈ ਜਾ ਰਿਹਾ ਹੈ। ਬਚਣਾ ਹੈ ਤਾਂ ਆਪ ਪਾਠ-ਕੀਰਤਨ-ਕਥਾ ਬੁਰਬਾਣੀ ਦੀ ਵਿਚਾਰ ਨਿਤਾ ਪ੍ਰਤੀ ਕਰੋ ਨਿਰਾ ਪੁਜਾਰੀਆਂ ਤੇ ਹੀ
ਡਿਪੈਂਡ ਨਾਂ ਹੋਏ ਰਹੋ। ਅੱਜ ਗੁਰੂ ਗ੍ਰੰਥ ਸਾਹਿਬ ਜੀ ਤੇ ਪੂਰਨ ਭਰੋਸਾ ਰੱਖਣਵਾਲੇ ਮਾਈ-ਭਾਈ ਹਰੇਕ ਜਥੇਬੰਦੀ ਨੂੰ ਇੱਕਮੁੱਠ ਹੋ ਕੇ ਪਾਖੰਡੀ ਸਾਧਾਂ ਅਤੇ ਹੰਕਾਰੀ ਪੁਜਾਰੀਆਂ ਦੇ ਵਿਰੁੱਧ ਅਵਾਜ਼
ਬੁਲੰਦ ਕਰਕੇ ਪੁਜਾਰੀਵਾਦ ਦੀ ਪ੍ਰਥਾ ਹੀ ਬੰਦ ਕਰ ਦੇਣੀ ਚਾਹੀਦੀ ਹੈ। ਇਸ ਵਿੱਚ ਹੀ ਗੁਰੂ ਪੰਥ ਬਲਕਿ ਸਰਬੱਤ ਦਾ ਭਲਾ ਹੈ ਕਿਉਂਕਿ ਗੁਰਸਿੱਖ ਨੂੰ ਸਾਰੇ ਕਰਮ ਧਰਮ ਗੁਰਮਤਿ ਅਨੁਸਾਰ
ਕਰਨ ਦਾ ਪੂਰਨ ਅਧਿਕਾਰ ਹੈ। ਹਰੇਕ ਗੁਰਸਿੱਖ ਗੁਰਬਾਣੀ ਦਾ ਪਾਠ, ਕੀਰਤਨ, ਕਥਾ ਵਿਚਾਰ ਅਤੇ ਅਰਦਾਸ ਆਪ ਕਰ ਸਕਦਾ ਹੈ। ਜਿਸ ਦਿਨ ਹਰੇਕ ਮਾਈ ਭਾਈ ਇਹ ਕਰਮ ਆਪ
ਕਰਨ ਲੱਗ ਪਿਆ ਪੁਜਰੀਵਾਦ ਆਪਣੇ ਆਪ ਹੀ ਬੰਦ ਹੋ ਜਾਵੇਗਾ। ਇਨ੍ਹਾਂ ਵਿਚਾਰਾਂ ਤੇ ਗੌਰ ਕਰਨਾ ਜੀ। ਸੰਪਰਕ ਲਈ 510-432-5827 ਤੇ ਫੋਨ ਕਰ ਸਕਦੇ ਹੋ। ਪੜ੍ਹਨ ਅਤੇ ਸੁਝਾਅ
ਦੇਣ ਲਈ ਬਹੁਤ ਬਹੁਤ ਧੰਨਵਾਦ!
.